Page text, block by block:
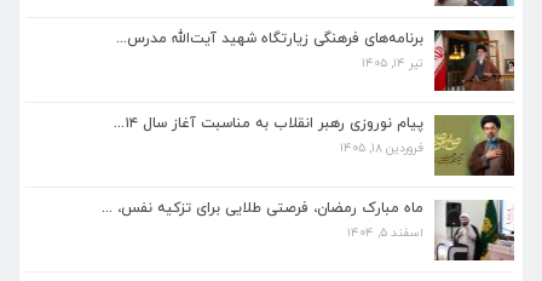
برنامه‌های فرهنگی زیارتگاه شهید آیت‌الله مدرس...
تیر ۱۴, ۱۴۰۵
پیام نوروزی رهبر انقلاب به مناسبت آغاز سال ۱۴...
فروردین ۱۸, ۱۴۰۵
ماه مبارک رمضان، فرصتی طلایی برای تزکیه نفس، ...
اسفند ۵, ۱۴۰۴
پیام نوروزی رهبر انقلاب به مناسبت آغاز سال ۱۴...
ماه مبارک رمضان، فرصتی طلایی برای تزکیه نفس، ...
اسفند ۵, ۱۴۰۴
همزمان با ماه مبارک رمضان برنامه های فرهنگی و...